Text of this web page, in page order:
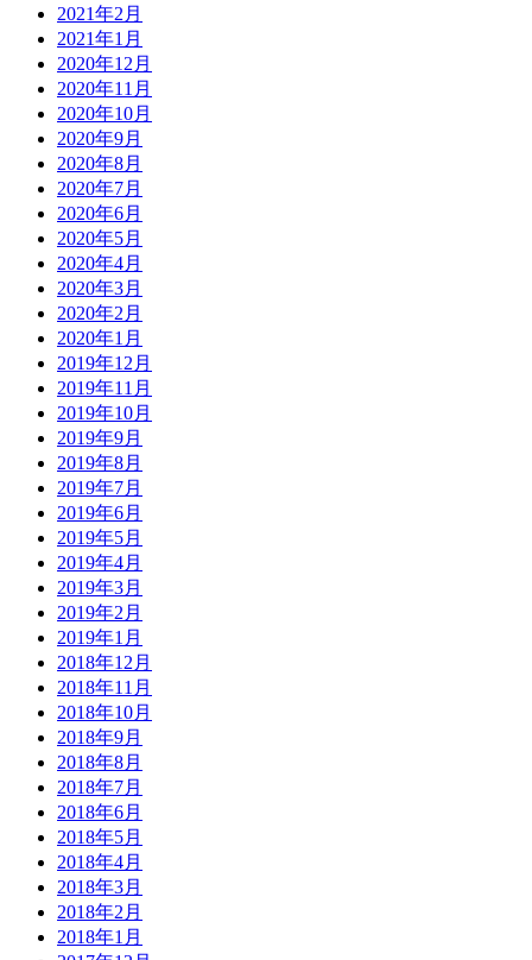
2021年2月
2021年1月
2020年12月
2020年11月
2020年10月
2020年9月
2020年8月
2020年7月
2020年6月
2020年5月
2020年4月
2020年3月
2020年2月
2020年1月
2019年12月
2019年11月
2019年10月
2019年9月
2019年8月
2019年7月
2019年6月
2019年5月
2019年4月
2019年3月
2019年2月
2019年1月
2018年12月
2018年11月
2018年10月
2018年9月
2018年8月
2018年7月
2018年6月
2018年5月
2018年4月
2018年3月
2018年2月
2018年1月